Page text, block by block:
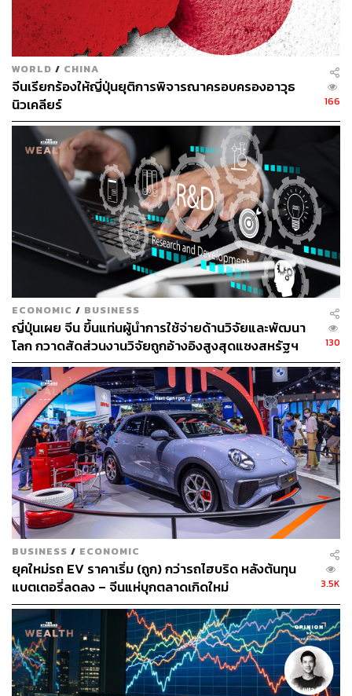
ในปัจจุบันแตกต่างออกไปคือ การเปลี่ยนแปลงเชิงเทคโนโลยี
ที่พลิกโฉมอุตสาหกรรม (Game Changer) อย่างการมาถึง
ของรถยนต์ไฟฟ้าจีน ซึ่งท่านทูตยอมรับว่าเป็นสถานการณ์ที่
‘ซับซ้อนอย่างมาก’ แม้จะเป็นเทรนด์แห่งอนาคต แต่ก็เต็มไป
ด้วยโจทย์ที่ยังไม่มีคำตอบ ทั้งความพร้อมของโครงสร้างพื้น
ฐาน แหล่งที่มาของไฟฟ้าที่ต้องเป็นพลังงานสะอาดจริงๆ และ
มูลค่าในตลาดรถมือสองที่ยังคลุมเครือ
ขณะเดียวกันท่านทูตชี้ให้เห็นถึง ‘มรดกทางอุตสาหกรรม’ ที่
ไทยไม่ควรมองข้าม นั่นคือการเป็นหนึ่งในศูนย์กลางการส่ง
ออกรถกระบะที่สำคัญที่สุดในโลกซึ่งเทคโนโลยี EV ใน
ปัจจุบันยังไม่สามารถตอบโจทย์การใช้งานของรถกระบะได้
อย่างเต็มที่ทั้งในด้านราคาและประสิทธิภาพ นี่คือ
อุตสาหกรรมที่หล่อเลี้ยงเศรษฐกิจไทยมหาศาลและยังคงมี
ศักยภาพในการแข่งขันต่อไป
หัวใจของข้อเรียกร้อง: ‘A Level Playing Field’
เมื่อถูกถามถึงการแข่งขันที่ดุเดือดจากรถ EV จีน ท่านทูตไม่
ได้แสดงความกังวลต่อตัวผลิตภัณฑ์ แต่ได้เน้นย้ำถึงหลักการ
สำคัญที่ญี่ปุ่นเรียกร้องจากรัฐบาลไทยอย่างหนักแน่นนั่นคือ
สนามแข่งขันที่เท่าเทียม (A Level Playing Field)
WORLD / CHINA
จีนเรียกร้องให้ญี่ปุ่นยุติการพิจารณาครอบครองอาวุธ
นิวเคลียร์
166
ECONOMIC / BUSINESS
ญี่ปุ่นเผย จีน ขึ้นแท่นผู้นำการใช้จ่ายด้านวิจัยและพัฒนา
โลก กวาดสัดส่วนงานวิจัยถูกอ้างอิงสูงสุดแซงสหรัฐฯ
130
BUSINESS / ECONOMIC
ยุคใหม่รถ EV ราคาเริ่ม (ถูก) กว่ารถไฮบริด หลังต้นทุน
แบตเตอรี่ลดลง – จีนแห่บุกตลาดเกิดใหม่
3.5K